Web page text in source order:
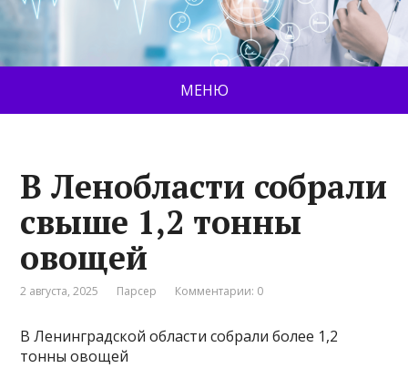
МЕНЮ
В Ленобласти собрали
свыше 1,2 тонны
овощей
2 августа, 2025 Парсер Комментарии: 0
В Ленинградской области собрали более 1,2
тонны овощей